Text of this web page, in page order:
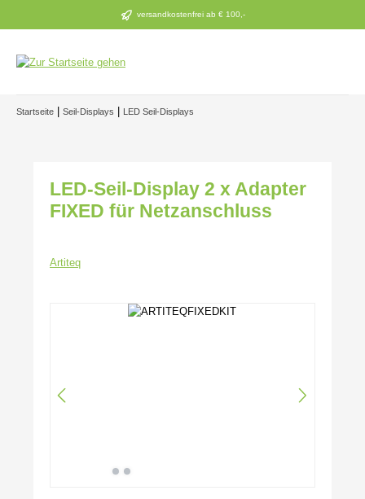
Zum Hauptinhalt springen versandkostenfrei ab € 100,-
Startseite Seil-Displays LED Seil-Displays
LED-Seil-Display 2 x Adapter
FIXED für Netzanschluss
Artiteq
Bildergalerie überspringen